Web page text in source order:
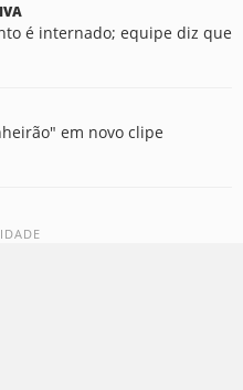
é internado; equipe diz que
em novo clipe